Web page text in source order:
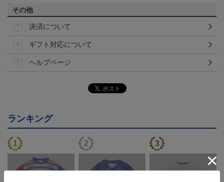
その他
決済について
ギフト対応について
ヘルプページ
ランキング